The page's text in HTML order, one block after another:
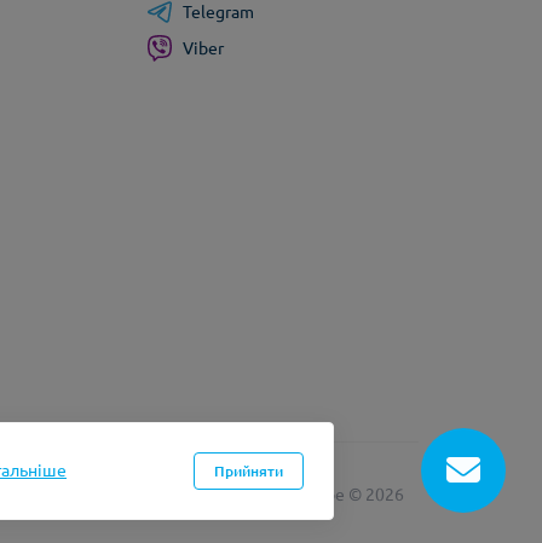
Telegram
Viber
інтернет магазинів на Opencartmyvape © 2026
Прийняти